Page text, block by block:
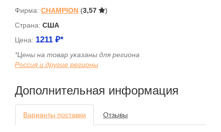
Фирма: CHAMPION (3,57
)
Страна: США
Цена: 1211 ₽*
*Цены на товар указаны для региона
Россия и другие регионы
Дополнительная информация
Варианты поставки Отзывы